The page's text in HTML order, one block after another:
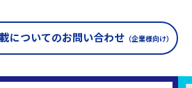
についてのお問い合わせ （企業様向け）